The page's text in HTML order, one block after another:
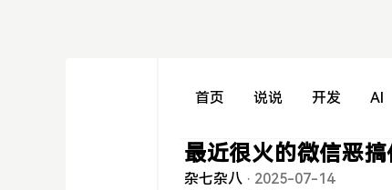
首页 说说 开发 AI
最近很火的微信恶搞
杂七杂八 · 2025-07-14